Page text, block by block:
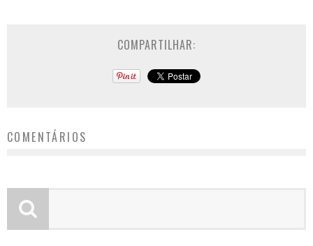
COMPARTILHAR:
COMENTÁRIOS